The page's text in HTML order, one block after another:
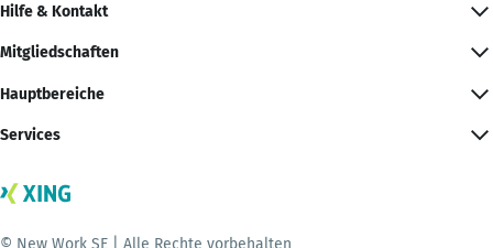
Hilfe & Kontakt
Mitgliedschaften
Hauptbereiche
Services
© New Work SE | Alle Rechte vorbehalten